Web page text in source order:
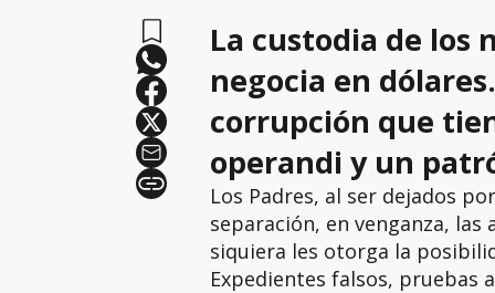
La custodia de los
negocia en
corrupción que
operandi y un
Los Padres, al ser dejados
separación, en venganza,
siquiera les otorga la
Expedientes falsos, pruebas